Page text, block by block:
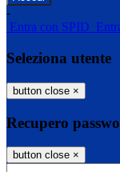
-
Entra con SPID
Seleziona utente
button close ×
Recupero
button close ×